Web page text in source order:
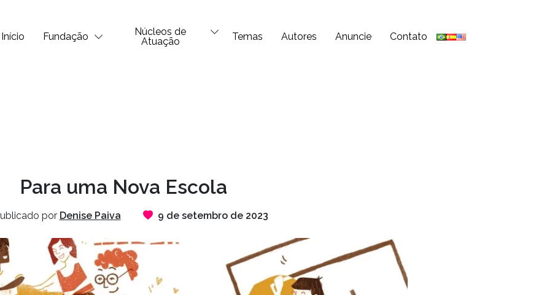
Início Fundação
Núcleos de
Atuação
Temas Autores Anuncie Contato
Para uma Nova Escola
por Denise Paiva 9 de setembro de 2023